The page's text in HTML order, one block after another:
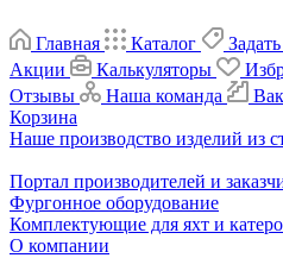
Главная Каталог
Акции
Калькуляторы
Отзывы
Наша команда
Корзина
Наше производство изделий из
Портал производителей и
Фургонное оборудование
Комплектующие для яхт и
О компании